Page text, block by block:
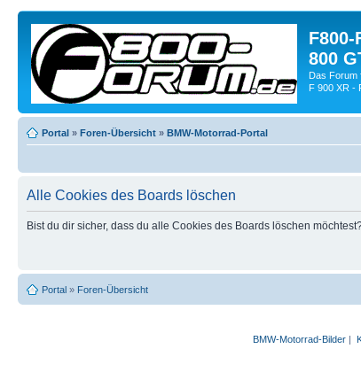
F800-
800
Das Forum
F 900 XR -
Portal » Foren-Übersicht » BMW-Motorrad-Portal
Alle Cookies des Boards löschen
Bist du dir sicher, dass du alle Cookies des Boards löschen
Portal » Foren-Übersicht
BMW-Motorrad-Bilder|